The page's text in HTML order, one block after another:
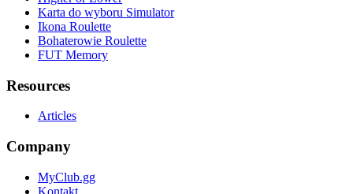
Karta do wyboru Simulator
Ikona Roulette
Bohaterowie Roulette
FUT Memory
Resources
Articles
Company
MyClub.gg
Kontakt